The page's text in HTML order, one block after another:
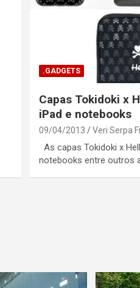
.GADGETS
Capas Tokidoki x
iPad e notebooks
09/04/2013 Veri Serpa
As capas Tokidoki x
notebooks entre outros